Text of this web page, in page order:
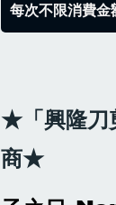
每次不限消費金
店面
★「興隆刀
商★